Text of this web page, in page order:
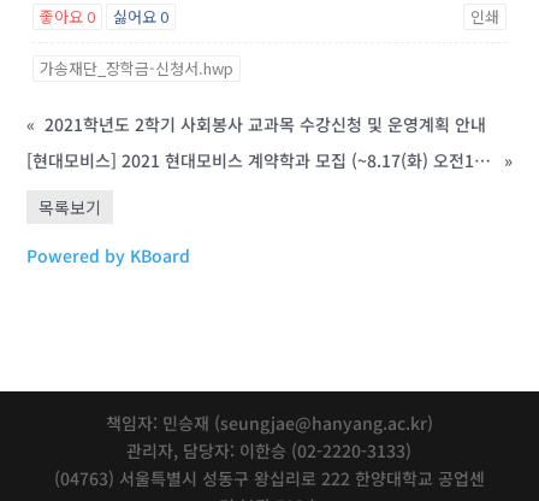
좋아요0 싫어요0 인쇄
가송재단_장학금-신청서.hwp
« 2021학년도 2학기 사회봉사 교과목 수강신청 및 운영계획 안내
[현대모비스] 2021 현대모비스 계약학과 모집 (~8.17(화) 오전10시)
»
목록보기
Powered by KBoard
책임자: 민승재 (seungjae@hanyang.ac.kr)
관리자, 담당자: 이한승 (02-2220-3133)
(04763) 서울특별시 성동구 왕십리로 222 한양대학교 공업센